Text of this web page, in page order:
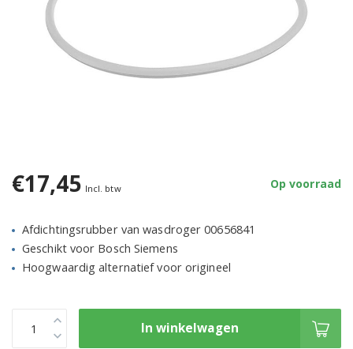
€17,45 Incl. btw Op voorraad
Afdichtingsrubber van wasdroger 00656841
Geschikt voor Bosch Siemens
Hoogwaardig alternatief voor origineel
In winkelwagen